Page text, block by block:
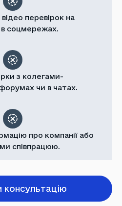
перевірок на
в соцмережах.
з колегами-
чи в чатах.
про компанії або
співпрацюю.
консультацію